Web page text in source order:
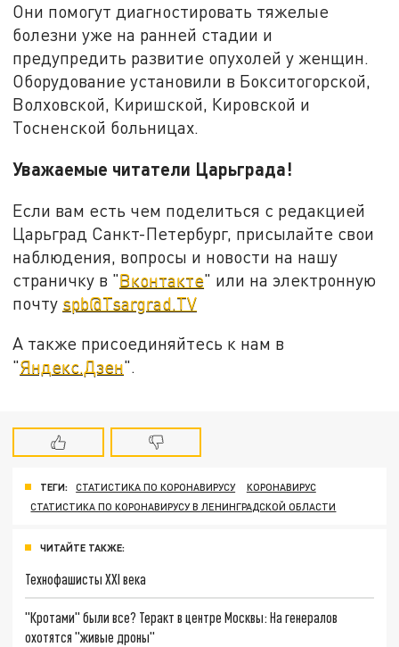
Они помогут диагностировать тяжелые
болезни уже на ранней стадии и
предупредить развитие опухолей у женщин.
Оборудование установили в Бокситогорской,
Волховской, Киришской, Кировской и
Тосненской больницах.
Уважаемые читатели Царьграда!
Если вам есть чем поделиться с редакцией
Царьград Санкт-Петербург, присылайте свои
наблюдения, вопросы и новости на нашу
страничку в "Вконтакте" или на электронную
почту spb@Tsargrad.TV
А также присоединяйтесь к нам в
"Яндекс.Дзен".
ТЕГИ: СТАТИСТИКА ПО КОРОНАВИРУСУ
КОРОНАВИРУС
СТАТИСТИКА ПО КОРОНАВИРУСУ В ЛЕНИНГРАДСКОЙ ОБЛАСТИ
ЧИТАЙТЕ ТАКЖЕ:
Технофашисты XXI века
"Кротами" были все? Теракт в центре Москвы: На генералов
охотятся "живые дроны"